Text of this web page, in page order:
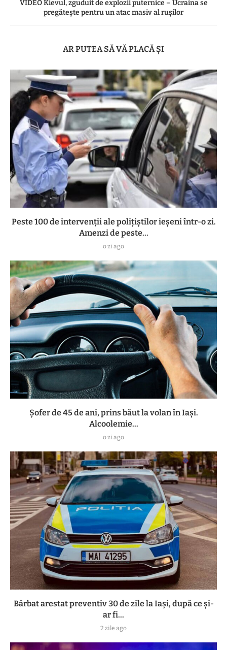
VIDEO Kievul, zguduit de explozii puternice – Ucraina se
pregătește pentru un atac masiv al rușilor
AR PUTEA SĂ VĂ PLACĂ ȘI
Peste 100 de intervenții ale polițiștilor ieșeni într-o zi.
Amenzi de peste...
o zi ago
Șofer de 45 de ani, prins băut la volan în Iași.
Alcoolemie...
o zi ago
Bărbat arestat preventiv 30 de zile la Iași, după ce și-
ar fi...
2 zile ago